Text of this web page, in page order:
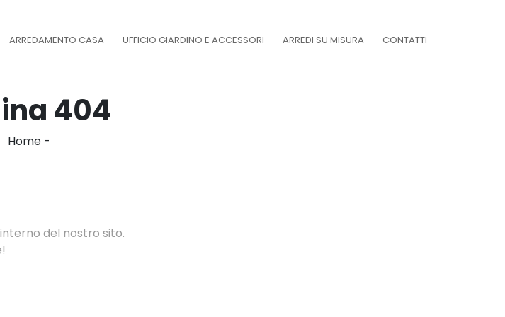
ARREDAMENTO CASA UFFICIO GIARDINO E ACCESSORI ARREDI SU MISURA CONTATTI
404
Home -
del nostro sito.